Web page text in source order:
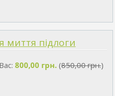
миття підлоги
800,00 грн.(850,00 грн.)